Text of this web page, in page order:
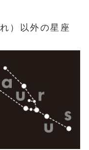
）以外の星座